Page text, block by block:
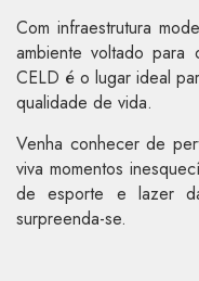
Com infraestrutura
ambiente voltado
CELD é o lugar ideal
qualidade de vida.
Venha conhecer de
viva momentos
de esporte e lazer
surpreenda-se.